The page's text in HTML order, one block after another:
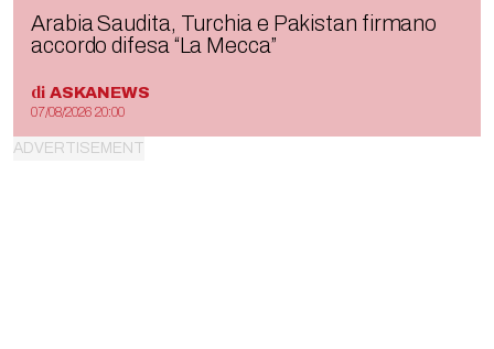
Arabia Saudita, Turchia e Pakistan firmano
accordo difesa “La Mecca”
di ASKANEWS
07/08/2026 20:00